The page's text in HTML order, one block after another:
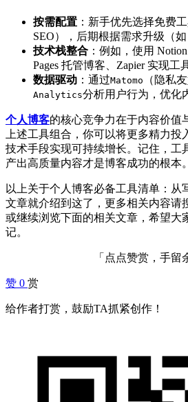
按需配置 ：新手优先选择免费
SEO），后期根据需求升级（如
技术栈整合 ：例如，使用
Pages 托管博客、Zapier 实现工
数据驱动 ：通过Matomo （隐私
Analytics分析用户行为，优化
个人博客的核心竞争力在于内容价值
上述工具组合，你可以将更多精力
技术手段实现可持续增长。记住，工
产出高质量内容才是博客成功的根本。
以上关于个人博客必备工具清单：从
文章就介绍到这了，更多相关内容请
或继续浏览下面的相关文章，希望大
记。
「点点赞赏，手留
赞 0 赏
给作者打赏，鼓励TA抓紧创作！